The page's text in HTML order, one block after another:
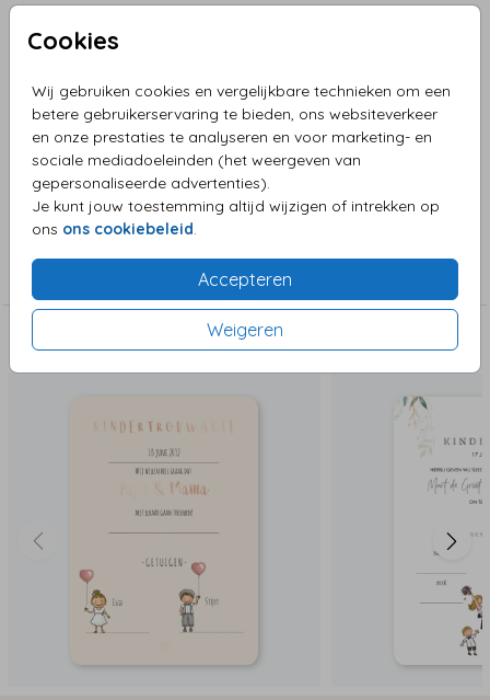
Cookies
Wij gebruiken cookies en vergelijkbare technieken om een
betere gebruikerservaring te bieden, ons websiteverkeer
en onze prestaties te analyseren en voor marketing- en
sociale mediadoeleinden (het weergeven van
gepersonaliseerde advertenties).
Je kunt jouw toestemming altijd wijzigen of intrekken op
ons ons cookiebeleid
Accepteren
Weigeren
Omschrijving
Trouwakte bruiloft blauw met veldbloemen
Collectie
Deze zijn ook leuk!